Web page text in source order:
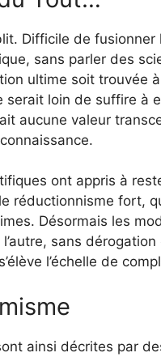
Difficile de
sans parler des
ultime soit trouvée
serait loin de suffire à
aucune valeur
ont appris à
réductionnisme fort,
Désormais les
sans
l’échelle de
ainsi décrites par